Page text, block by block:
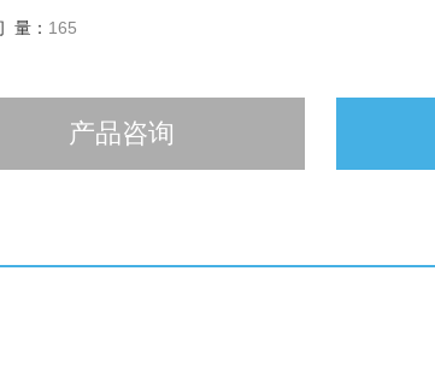
正压）200 L/min
量： 165
产品咨询